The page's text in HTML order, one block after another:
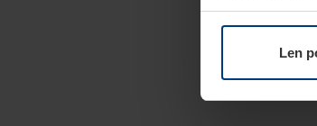
alebo odvolať
Len